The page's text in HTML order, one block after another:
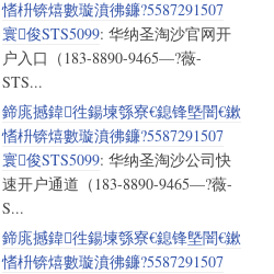
愭枡锛熺數璇濆彿鐮?5587291507
寰俊STS5099: 华纳圣淘沙官网开
户入口（183-8890-9465—?薇-
STS...
鍗庣撼鍏徃鍚堜綔寮€鎴锋墍闇€鏉
愭枡锛熺數璇濆彿鐮?5587291507
寰俊STS5099: 华纳圣淘沙公司快
速开户通道（183-8890-9465—?薇-
S...
鍗庣撼鍏徃鍚堜綔寮€鎴锋墍闇€鏉
愭枡锛熺數璇濆彿鐮?5587291507